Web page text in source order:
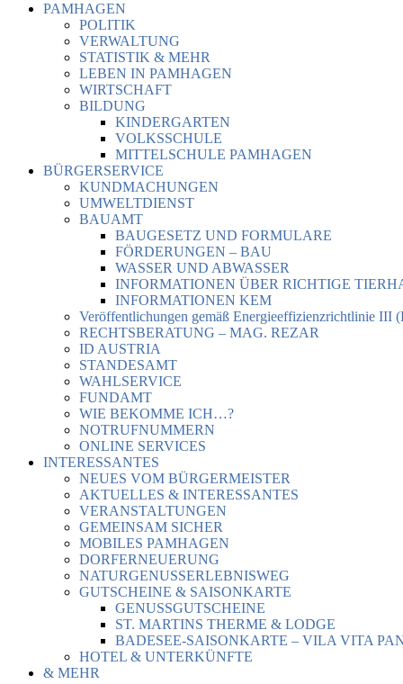
PAMHAGEN
POLITIK
VERWALTUNG
STATISTIK & MEHR
LEBEN IN PAMHAGEN
WIRTSCHAFT
BILDUNG
KINDERGARTEN
VOLKSSCHULE
MITTELSCHULE PAMHAGEN
BÜRGERSERVICE
KUNDMACHUNGEN
UMWELTDIENST
BAUAMT
BAUGESETZ UND FORMULARE
FÖRDERUNGEN – BAU
WASSER UND ABWASSER
INFORMATIONEN ÜBER RICHTIGE
INFORMATIONEN KEM
Veröffentlichungen gemäß Energieeffizienzrichtlinie III
RECHTSBERATUNG – MAG. REZAR
ID AUSTRIA
STANDESAMT
WAHLSERVICE
FUNDAMT
WIE BEKOMME ICH…?
NOTRUFNUMMERN
ONLINE SERVICES
INTERESSANTES
NEUES VOM BÜRGERMEISTER
AKTUELLES & INTERESSANTES
VERANSTALTUNGEN
GEMEINSAM SICHER
MOBILES PAMHAGEN
DORFERNEUERUNG
NATURGENUSSERLEBNISWEG
GUTSCHEINE & SAISONKARTE
GENUSSGUTSCHEINE
ST. MARTINS THERME & LODGE
BADESEE-SAISONKARTE – VILA VITA
HOTEL & UNTERKÜNFTE
& MEHR